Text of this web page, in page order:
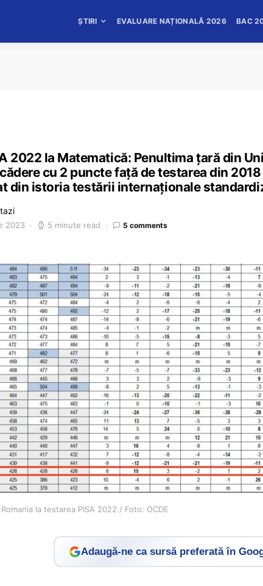
ȘTIRI EVALUARE NAȚIONALĂ 2026 BAC
2022 la Matematică: Penultima țară din
cu 2 puncte față de testarea din
din istoria testării internaționale
2023 5 minute read 5 comments
la testarea PISA 2022 / Foto: OCDE
Adaugă-ne ca sursă preferată în